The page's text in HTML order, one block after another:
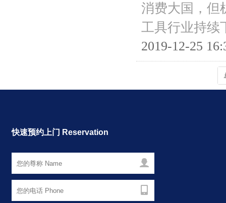
消费大国，但
工具行业持
2019-12-25
快速预约上门 Reservation